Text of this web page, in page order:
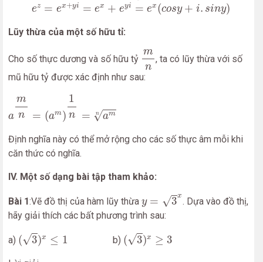
ez = ex+yi = ex + eyi = ex (cosy + i. siny)
Lũy thừa của một số hữu tỉ:
Cho số thực dương và số hữu tỷ
m
n
mn
, ta có lũy thừa với số
mũ hữu tỷ được xác định như sau:
a
m
n
= (am)
1
n = n
√am
mn n=
Định nghĩa này có thể mở rộng cho các số thực âm mỗi khi
căn thức có nghĩa.
IV. Một số dạng bài tập tham khảo:
Bài 1:Vẽ đồ thị của hàm lũy thừa y = √3x
. Dựa vào đồ thị,
hãy giải thích các bất phương trình sau:
a) (√3)x ≤ 1
( )x≤1
b) (√3)x ≥ 3
(3 )x≥3